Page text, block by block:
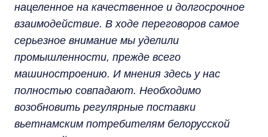
нацеленное на качественное и долгосрочное
взаимодействие. В ходе переговоров самое
серьезное внимание мы уделили
промышленности, прежде всего
машиностроению. И мнения здесь у нас
полностью совпадают. Необходимо
возобновить регулярные поставки
вьетнамским потребителям белорусской